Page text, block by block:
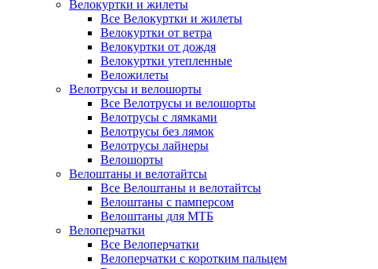
Велокуртки и жилеты
Все Велокуртки и жилеты
Велокуртки от ветра
Велокуртки от дождя
Велокуртки утепленные
Веложилеты
Велотрусы и велошорты
Все Велотрусы и велошорты
Велотрусы с лямками
Велотрусы без лямок
Велотрусы лайнеры
Велошорты
Велоштаны и велотайтсы
Все Велоштаны и велотайтсы
Велоштаны с памперсом
Велоштаны для МТБ
Велоперчатки
Все Велоперчатки
Велоперчатки с коротким пальцем